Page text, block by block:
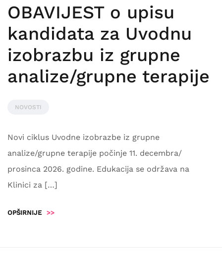
OBAVIJEST o upisu
kandidata za Uvodnu
izobrazbu iz grupne
analize/grupne terapije
NOVOSTI
Novi ciklus Uvodne izobrazbe iz grupne
analize/grupne terapije počinje 11. decembra/
prosinca 2026. godine. Edukacija se održava na
Klinici za […]
OPŠIRNIJE >>